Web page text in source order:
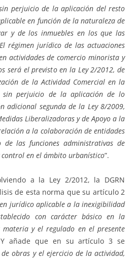
perjuicio de la aplicación del resto
en función de la naturaleza de
y de los inmuebles en los que las
régimen jurídico de las actuaciones
actividades de comercio minorista y
será el previsto en la Ley 2/2012, de
de la Actividad Comercial en la
sin perjuicio de la aplicación de lo
adicional segunda de la Ley 8/2009,
Liberalizadoras y de Apoyo a la
a la colaboración de entidades
las funciones administrativas de
control en el ámbito urbanístico”.
a la Ley 2/2012, la DGRN
de esta norma que su artículo 2
jurídico aplicable a la inexigibilidad
con carácter básico en la
y el regulado en el presente
añade que en su artículo 3 se
de obras y el ejercicio de la actividad,